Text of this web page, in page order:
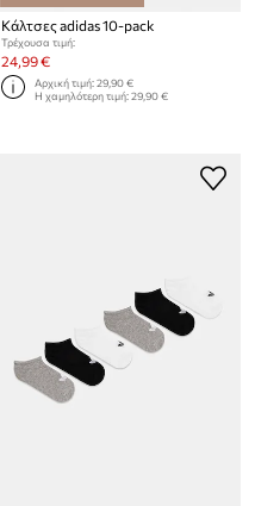
Κάλτσες adidas 10-pack
Τρέχουσα τιμή:
24,99 €
Αρχική τιμή:29,90 €
Η χαμηλότερη τιμή:29,90 €